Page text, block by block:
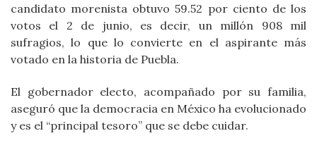
candidato morenista obtuvo 59.52 por ciento de los
votos el 2 de junio, es decir, un millón 908 mil
sufragios, lo que lo convierte en el aspirante más
votado en la historia de Puebla.
El gobernador electo, acompañado por su familia,
aseguró que la democracia en México ha evolucionado
y es el “principal tesoro” que se debe cuidar.